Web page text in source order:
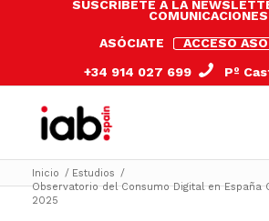
SUSCRÍBETE A LA
COMUNICACIONES
ASÓCIATE
ACCESO
+34 914 027 699
Pº
Inicio / Estudios /
Observatorio del Consumo Digital en España
2025